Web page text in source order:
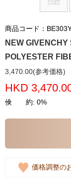
商品コード：
NEW
POLYESTER
3,470.00(参考価格)
HKD
倹 約: 0%
価格調整の